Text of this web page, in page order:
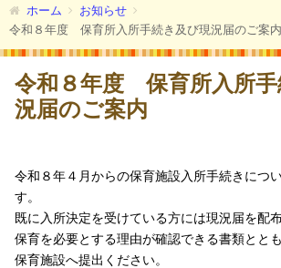
ホーム
お知らせ
令和８年度 保育所入所手続き及び現況届のご案内
令和８年度 保育所入所手
況届のご案内
令和８年４月からの保育施設入所手続きにつ
す。
既に入所決定を受けている方には現況届を配
保育を必要とする理由が確認できる書類とと
保育施設へ提出ください。